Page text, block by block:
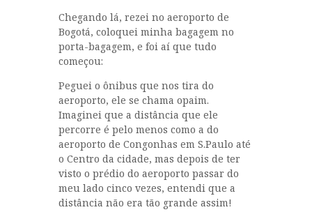
Chegando lá, rezei no aeroporto de
Bogotá, coloquei minha bagagem no
porta-bagagem, e foi aí que tudo
começou:
Peguei o ônibus que nos tira do
aeroporto, ele se chama opaim.
Imaginei que a distância que ele
percorre é pelo menos como a do
aeroporto de Congonhas em S.Paulo até
o Centro da cidade, mas depois de ter
visto o prédio do aeroporto passar do
meu lado cinco vezes, entendi que a
distância não era tão grande assim!